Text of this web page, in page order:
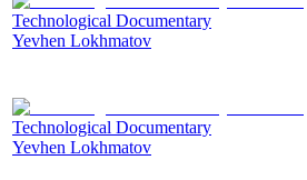
Technological Documentary
Yevhen Lokhmatov
Technological Documentary
Yevhen Lokhmatov